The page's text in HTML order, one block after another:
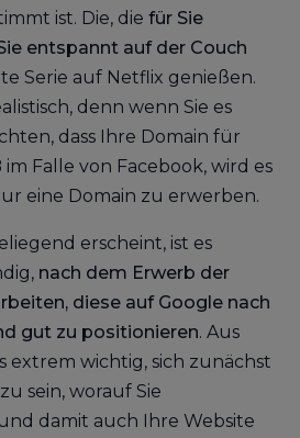
ist. Die, die für Sie
entspannt auf der Couch
Serie auf Netflix genießen.
denn wenn Sie es
dass Ihre Domain für
im Falle von Facebook, wird es
eine Domain zu erwerben.
erscheint, ist es
nach dem Erwerb der
diese auf Google nach
gut zu positionieren. Aus
extrem wichtig, sich zunächst
sein, worauf Sie
damit auch Ihre Website